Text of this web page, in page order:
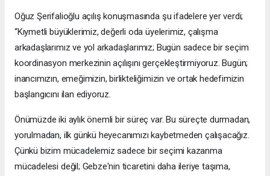
Oğuz Şerifalioğlu açılış konuşmasında şu ifadelere yer verdi;
“Kıymetli büyüklerimiz, değerli oda üyelerimiz, çalışma
arkadaşlarımız ve yol arkadaşlarımız; Bugün sadece bir seçim
koordinasyon merkezinin açılışını gerçekleştirmiyoruz. Bugün;
inancımızın, emeğimizin, birlikteliğimizin ve ortak hedefimizin
başlangıcını ilan ediyoruz.
Önümüzde iki aylık önemli bir süreç var. Bu süreçte durmadan,
yorulmadan, ilk günkü heyecanımızı kaybetmeden çalışacağız.
Çünkü bizim mücadelemiz sadece bir seçimi kazanma
mücadelesi değil; Gebze'nin ticaretini daha ileriye taşıma,